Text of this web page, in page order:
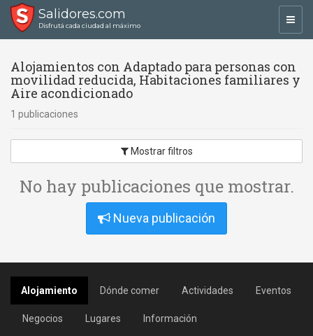
Salidores.com
Disfrutá cada ciudad al máximo
Alojamientos con Adaptado para personas con
movilidad reducida, Habitaciones familiares y
Aire acondicionado
1 publicaciones
Mostrar filtros
No hay publicaciones que mostrar.
Nueva publicación
Alojamiento Dónde comer Actividades Eventos
Negocios Lugares Información